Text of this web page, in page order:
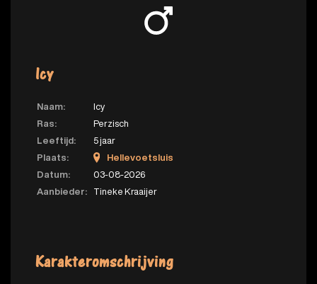
Icy
Naam:
Icy
Ras:
Perzisch
Leeftijd:
5 jaar
Plaats:
Hellevoetsluis
Datum:
03-08-2026
Aanbieder:
Tineke Kraaijer
Karakteromschrijving